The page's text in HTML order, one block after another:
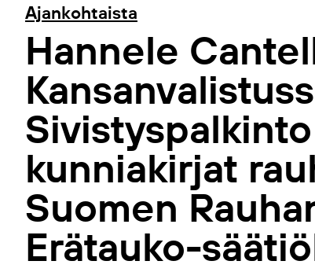
Ajankohtaista
Hannele
kunniakirjat
Suomen
Erätauko-